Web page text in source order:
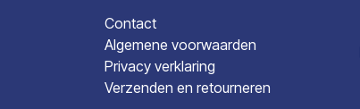
Contact
Algemene voorwaarden
Privacy verklaring
Verzenden en retourneren